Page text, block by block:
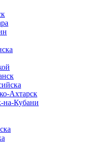
Ахтарск
на-Кубани